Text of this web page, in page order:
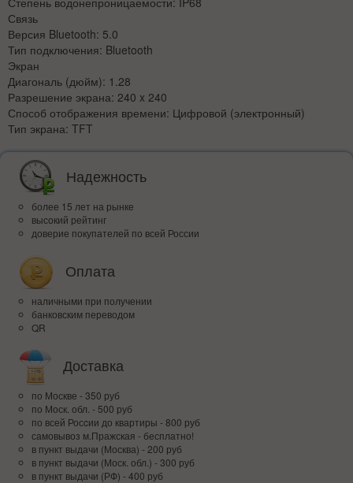
Связь
Версия Bluetooth: 5.0
Тип подключения: Bluetooth
Экран
Диагональ (дюйм): 1.28
Разрешение экрана: 240 x 240
Способ отображения времени: Цифровой (электронный)
Тип экрана: TFT
Надежность
более 15 лет на рынке
высокий рейтинг
доверие покупателей по всей России
Оплата
наличными при получении
банковским переводом
QR
Доставка
по Москве - 350 руб
по Моск. обл. - 500 руб
по всей Росcии до квартиры - 800 руб
самовывоз м.Пражская - бесплатно!
в пункт выдачи (Москва) - 200 руб
в пункт выдачи (Моск. обл.) - 300 руб
в пункт выдачи (РФ) - 400 руб